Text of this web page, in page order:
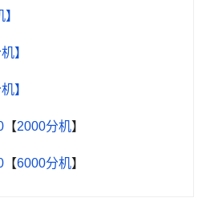
】
】
【2000分机】
【6000分机】